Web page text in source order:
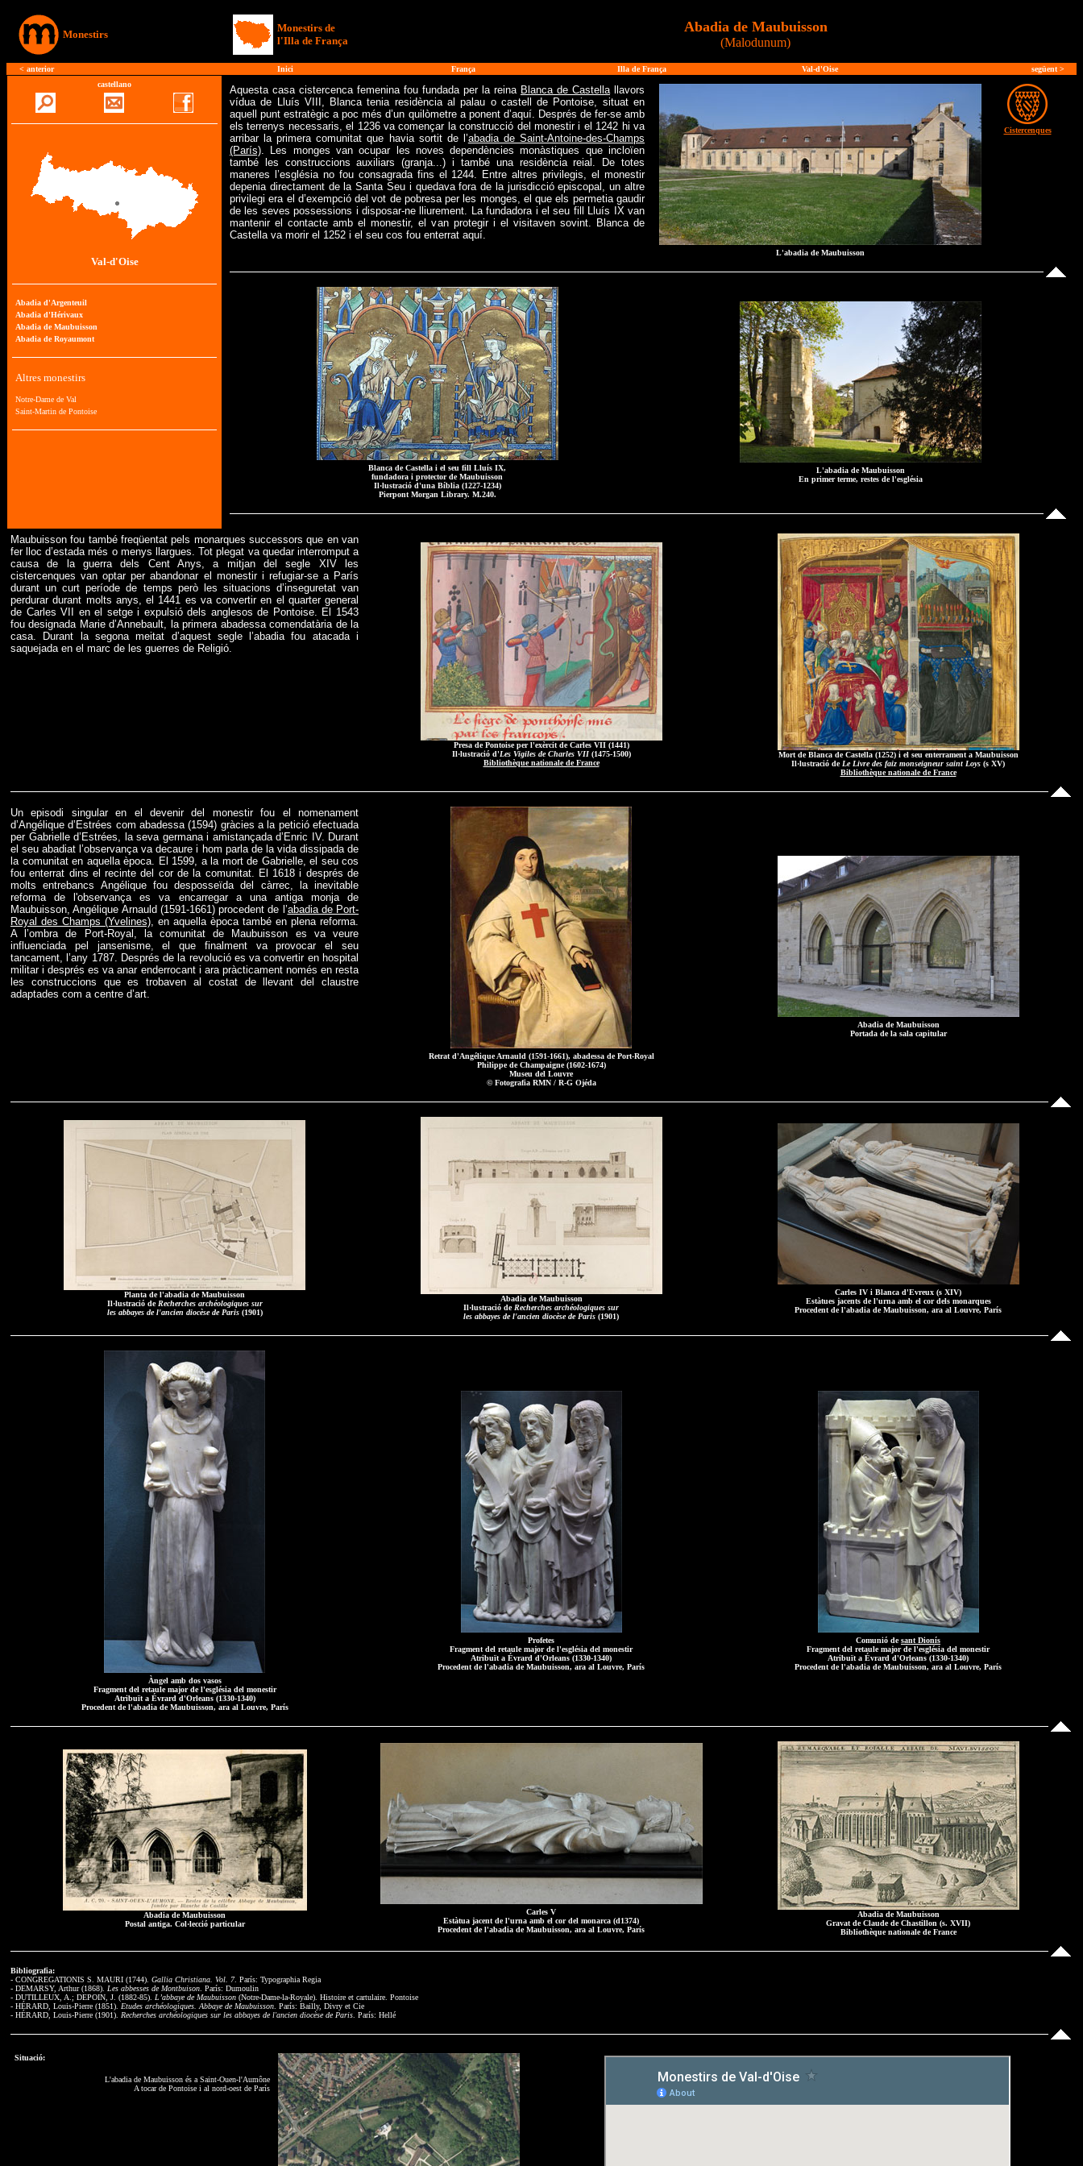
Monestirs
Monestirs de
l'Illa de França
Abadia de Maubuisson
(Malodunum)
< anterior Inici França Illa de França Val-d'Oise següent >
castellano
Val-d'Oise
Aquesta casa cistercenca femenina fou fundada per la reina Blanca de Castellallavors
vídua de Lluís VIII, Blanca tenia residència al palau o castell de Pontoise, situat en
aquell punt estratègic a poc més d’un quilòmetre a ponent d’aquí. Després de fer-se amb
els terrenys necessaris, el 1236 va començar la construcció del monestir i el 1242 hi va
arribar la primera comunitat que havia sortit de l’abadia de Saint-Antoine-des-Champs
(París). Les monges van ocupar les noves dependències monàstiques que incloïen
també les construccions auxiliars (granja...) i també una residència reial. De totes
maneres l’església no fou consagrada fins el 1244. Entre altres privilegis, el monestir
depenia directament de la Santa Seu i quedava fora de la jurisdicció episcopal, un altre
privilegi era el d’exempció del vot de pobresa per les monges, el que els permetia gaudir
de les seves possessions i disposar-ne lliurement. La fundadora i el seu fill Lluís IX van
mantenir el contacte amb el monestir, el van protegir i el visitaven sovint. Blanca de
Castella va morir el 1252 i el seu cos fou enterrat aquí.
L'abadia de Maubuisson
Cistercenques
Blanca de Castella i el seu fill Lluís IX,
fundadora i protector de Maubuisson
Il·lustració d'una Bíblia (1227-1234)
Pierpont Morgan Library. M.240.
L'abadia de Maubuisson
En primer terme, restes de l'església
Maubuisson fou també freqüentat pels monarques successors que en van
fer lloc d’estada més o menys llargues. Tot plegat va quedar interromput a
causa de la guerra dels Cent Anys, a mitjan del segle XIV les
cistercenques van optar per abandonar el monestir i refugiar-se a París
durant un curt període de temps però les situacions d’inseguretat van
perdurar durant molts anys, el 1441 es va convertir en el quarter general
de Carles VII en el setge i expulsió dels anglesos de Pontoise. El 1543
fou designada Marie d’Annebault, la primera abadessa comendatària de la
casa. Durant la segona meitat d’aquest segle l’abadia fou atacada i
saquejada en el marc de les guerres de Religió.
Presa de Pontoise per l'exèrcit de Carles VII (1441)
Il·lustració d'Les Vigiles de Charles VII(1475-1500)
Bibliothèque nationale de France
Mort de Blanca de Castella (1252) i el seu enterrament a Maubuisson
Il·lustració de Le Livre des faiz monseigneur saint Loys (s XV)
Bibliothèque nationale de France
Un episodi singular en el devenir del monestir fou el nomenament
d’Angélique d’Estrées com abadessa (1594) gràcies a la petició efectuada
per Gabrielle d’Estrées, la seva germana i amistançada d’Enric IV. Durant
el seu abadiat l’observança va decaure i hom parla de la vida dissipada de
la comunitat en aquella època. El 1599, a la mort de Gabrielle, el seu cos
fou enterrat dins el recinte del cor de la comunitat. El 1618 i després de
molts entrebancs Angélique fou desposseïda del càrrec, la inevitable
reforma de l'observança es va encarregar a una antiga monja de
Maubuisson, Angélique Arnauld (1591-1661) procedent de l’abadia de Port-
Royal des Champs (Yvelines), en aquella època també en plena reforma.
A l’ombra de Port-Royal, la comunitat de Maubuisson es va veure
influenciada pel jansenisme, el que finalment va provocar el seu
tancament, l’any 1787. Després de la revolució es va convertir en hospital
militar i després es va anar enderrocant i ara pràcticament només en resta
les construccions que es trobaven al costat de llevant del claustre
adaptades com a centre d’art.
Retrat d'Angélique Arnauld (1591-1661), abadessa de Port-Royal
Philippe de Champaigne (1602-1674)
Museu del Louvre
© Fotografia RMN / R-G Ojéda
Abadia de Maubuisson
Portada de la sala capitular
Planta de l'abadia de Maubuisson
Il·lustració de Recherches archéologiques sur
les abbayes de l'ancien diocèse de Paris(1901)
Abadia de Maubuisson
Il·lustració de Recherches archéologiques sur
les abbayes de l'ancien diocèse de Paris (1901)
Carles IV i Blanca d'Evreux (s XIV)
Estàtues jacents de l'urna amb el cor dels monarques
Procedent de l'abadia de Maubuisson, ara al Louvre, París
Àngel amb dos vasos
Fragment del retaule major de l'església del monestir
Atribuït a Évrard d'Orleans (1330-1340)
Procedent de l'abadia de Maubuisson, ara al Louvre, París
Profetes
Fragment del retaule major de l'església del monestir
Atribuït a Évrard d'Orleans (1330-1340)
Procedent de l'abadia de Maubuisson, ara al Louvre, París
Comunió desant Dionís
Fragment del retaule major de l'església del monestir
Atribuït a Évrard d'Orleans (1330-1340)
Procedent de l'abadia de Maubuisson, ara al Louvre, París
Abadia de Maubuisson
Postal antiga. Col·lecció particular
Carles V
Estàtua jacent de l'urna amb el cor del monarca (d1374)
Procedent de l'abadia de Maubuisson, ara al Louvre, París
Abadia de Maubuisson
Gravat de Claude de Chastillon (s. XVII)
Bibliothèque nationale de France
Bibliografia:
- CONGREGATIONIS S. MAURI (1744). Gallia Christiana. Vol. 7. París: Typographia Regia
- DEMARSY, Arthur (1868). Les abbesses de Montbuison . París: Dumoulin
- DUTILLEUX, A.; DEPOIN, J. (1882-85). L’abbaye de Maubuisson (Notre-Dame-la-Royale). Histoire et cartulaire. Pontoise
- HÉRARD, Louis-Pierre (1851). Etudes archéologiques. Abbaye de Maubuisson . París: Bailly, Divry et Cie
- HÉRARD, Louis-Pierre (1901). Recherches archéologiques sur les abbayes de l'ancien diocèse de Paris . París: Hellé
Situació:
L'abadia de Maubuisson és a Saint-Ouen-l'Aumône
A tocar de Pontoise i al nord-oest de París